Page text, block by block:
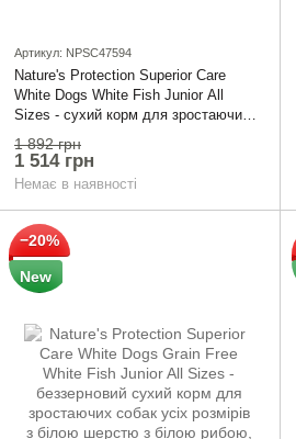
Артикул: NPSC47594
Nature's Protection Superior Care
White Dogs White Fish Junior All
Sizes - сухий корм для зростаючих
собак усіх розмірів з білою шерстю з
білою рибою , 4 кг
1 892 грн
1 514 грн
Немає в наявності
−20%
New